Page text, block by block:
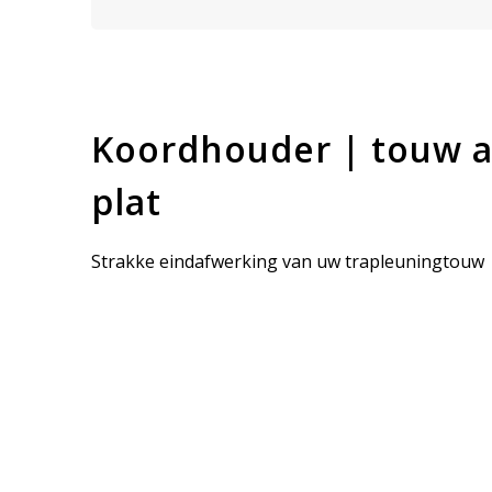
Koordhouder | touw
plat
Strakke eindafwerking van uw trapleuningtouw